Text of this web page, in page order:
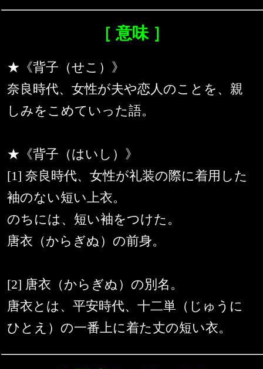
［ 意味 ］
★《背子（せこ）》
奈良時代、女性が夫や恋人のことを、親
しみをこめていった語。
★《背子（はいし）》
[1] 奈良時代、女性が礼装の際に着用した
袖のない短い上衣。
のちには、短い袖をつけた。
唐衣（からぎぬ）の前身。
[2] 唐衣（からぎぬ）の別名。
唐衣とは、平安時代、十二単（じゅうに
ひとえ）の一番上に着た丈の短い衣。